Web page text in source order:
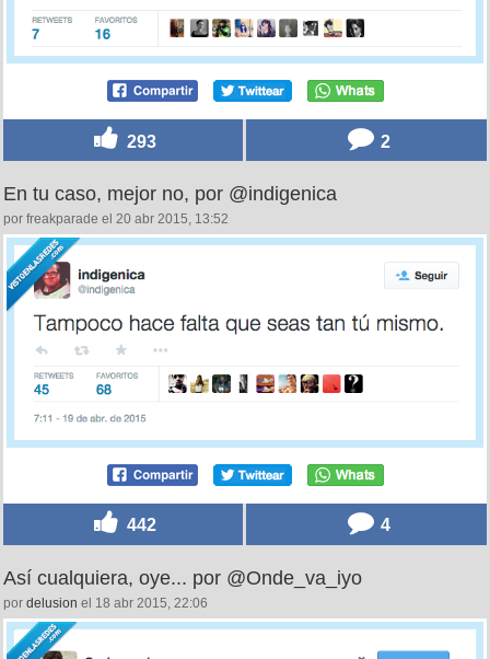
293 2
En tu caso, mejor no, por @indigenica
por freakparade el 20 abr 2015, 13:52
442 4
Así cualquiera, oye... por @Onde_va_iyo
por delusion el 18 abr 2015, 22:06